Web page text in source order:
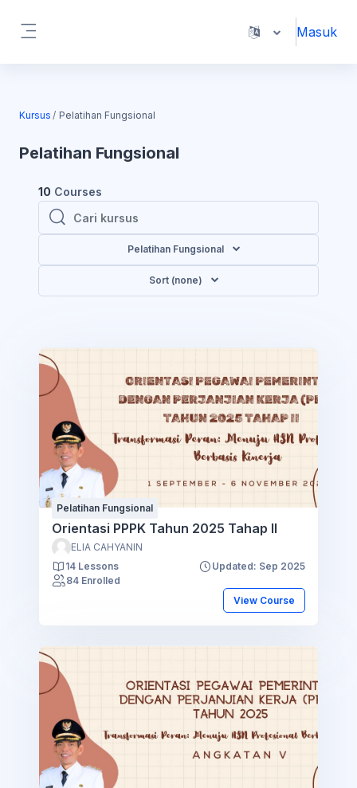
Masuk
Kursus Pelatihan Fungsional
Pelatihan Fungsional
10 Courses
Cari kursus
Cari kursus
Pelatihan Fungsional
Sort (none)
Pelatihan Fungsional
Orientasi PPPK Tahun 2025 Tahap II
ELIA CAHYANIN
14 Lessons
Updated: Sep 2025
84 Enrolled
View Course